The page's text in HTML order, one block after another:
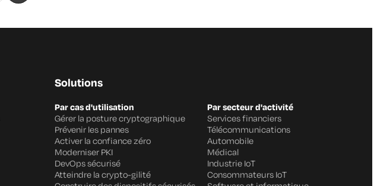
Solutions
Par cas d'utilisation
Gérer la posture cryptographique
Prévenir les pannes
Activer la confiance zéro
Moderniser PKI
DevOps sécurisé
Atteindre la crypto-gilité
Par secteur d'activité
Services financiers
Télécommunications
Automobile
Médical
Industrie IoT
Consommateurs IoT